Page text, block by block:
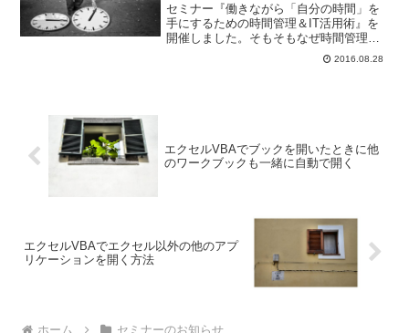
セミナー『働きながら「自分の時間」を
手にするための時間管理＆IT活用術』を
開催しました。そもそもなぜ時間管理を
すべきなのか？そのための基本的な考え
方について、一部紹介をさせて頂ければ
2016.08.28
エクセルVBAでブックを開いたときに他
のワークブックも一緒に自動で開く
エクセルVBAでエクセル以外の他のアプ
リケーションを開く方法
ホーム セミナーのお知らせ